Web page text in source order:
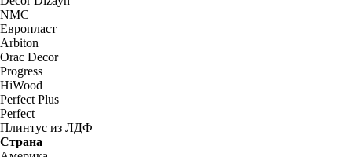
NMC
Европласт
Arbiton
Orac Decor
Progress
HiWood
Perfect Plus
Perfect
Плинтус из ЛДФ
Страна